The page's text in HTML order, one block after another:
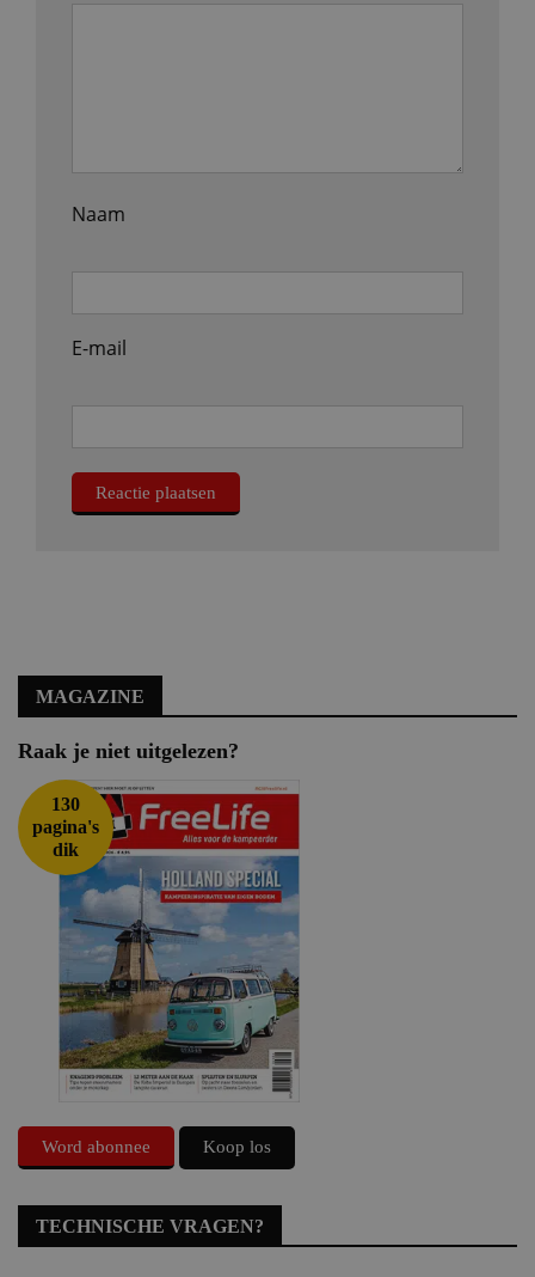
Naam
E-mail
MAGAZINE
Raak je niet uitgelezen?
130
pagina's
dik
Word abonnee Koop los
TECHNISCHE VRAGEN?